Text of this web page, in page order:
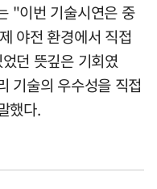
"이번 기술시연은 중
야전 환경에서 직접
던 뜻깊은 기회였
기술의 우수성을 직접
했다.